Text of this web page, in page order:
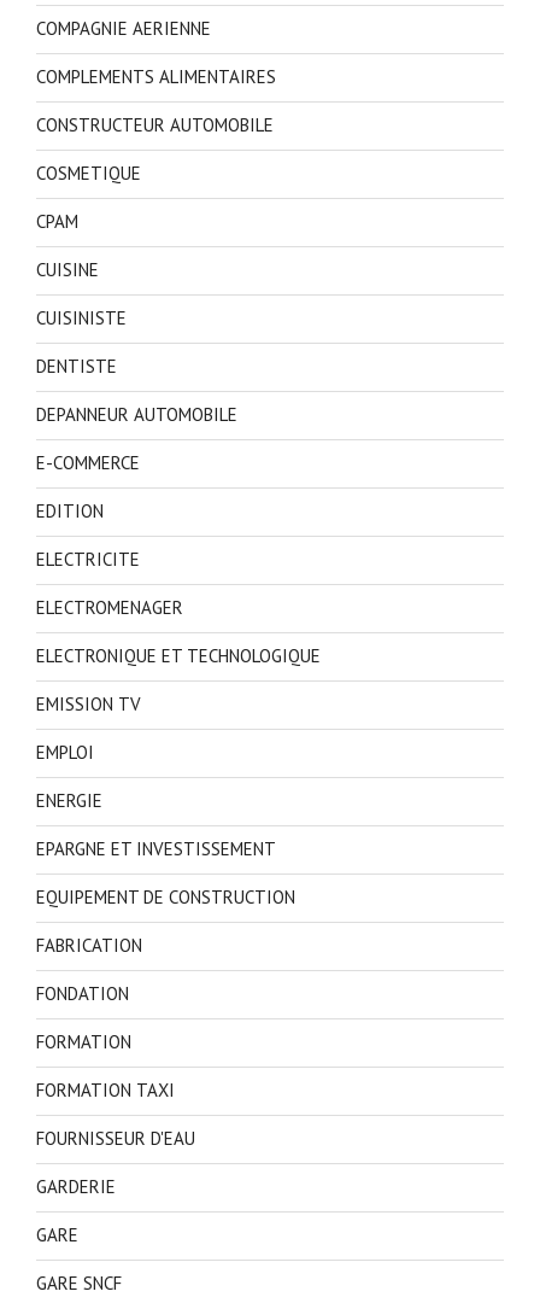
COMPAGNIE AERIENNE
COMPLEMENTS ALIMENTAIRES
CONSTRUCTEUR AUTOMOBILE
COSMETIQUE
CPAM
CUISINE
CUISINISTE
DENTISTE
DEPANNEUR AUTOMOBILE
E-COMMERCE
EDITION
ELECTRICITE
ELECTROMENAGER
ELECTRONIQUE ET TECHNOLOGIQUE
EMISSION TV
EMPLOI
ENERGIE
EPARGNE ET INVESTISSEMENT
EQUIPEMENT DE CONSTRUCTION
FABRICATION
FONDATION
FORMATION
FORMATION TAXI
FOURNISSEUR D'EAU
GARDERIE
GARE
GARE SNCF